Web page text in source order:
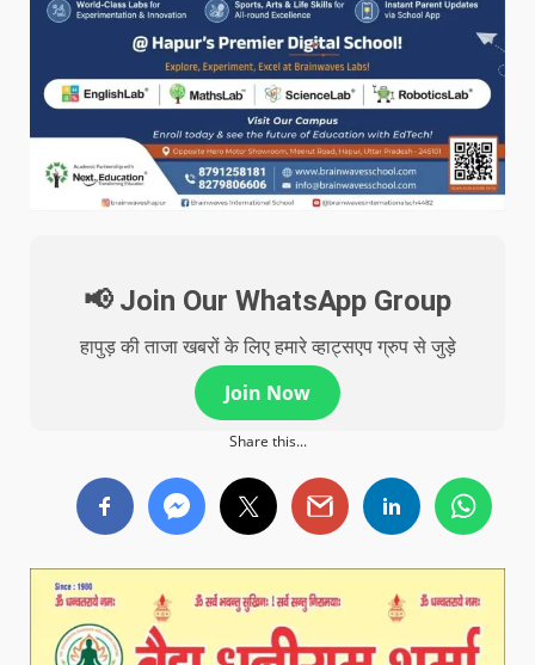
📢 Join Our WhatsApp Group
हापुड़ की ताजा खबरों के लिए हमारे व्हाट्सएप ग्रुप से जुड़े
Join Now
Share this...